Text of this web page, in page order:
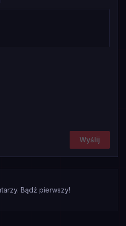
Wyślij
Bądź pierwszy!